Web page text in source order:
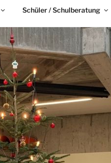
Schüler / Schulberatung